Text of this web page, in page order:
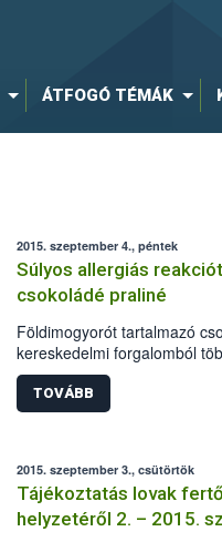
ÁTFOGÓ TÉMÁK
2015. szeptember 4., péntek
Súlyos allergiás
csokoládé praliné
Földimogyorót tartalmazó
kereskedelmi forgalomból
Magyarországon is. A
Európai Unió élelmiszer- és
(RASFF).
TOVÁBB
2015. szeptember 3., csütörtök
Tájékoztatás lovak
helyzetéről 2. – 2015.